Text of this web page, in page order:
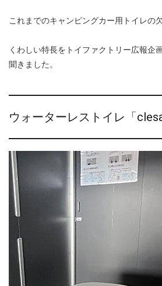
これまでのキャンピングカー用トイレの
くわしい特長をトイファクトリー広報企
聞きました。
ウォーターレストイレ「